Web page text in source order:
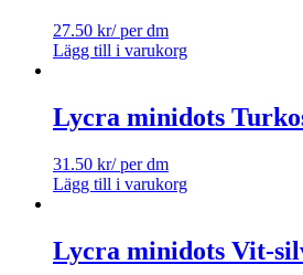
27.50 kr/ per dm
Lägg till i varukorg
Lycra minidots
31.50 kr/ per dm
Lägg till i varukorg
Lycra minidots Vit-